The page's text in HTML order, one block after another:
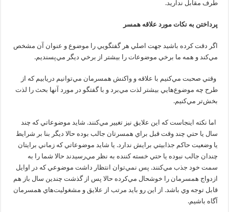
طرف مقابل نداريد.
پرداختن به نکات مورد علاقه همسر
اگر دقت کرده باشيد جهت اصلي هر گفتگويي را موضوع و عنوان آن مشخص
مي‌کند و همه ما برخي موضوعات را بيشتر از برخي ديگر مي‌پسنديم.
وقتي صحبت مي‌کنيم با علاقه و واکنش همسرمان مي‌توانيم دريابيم که از
طرح چه موضوع‌هايي بيشتر لذت مي‌برد و با گفتگو در مورد آنها بحث را لذت
بخش‌تر مي‌کنيم.
اما نکته اينجاست که اين علايق نيز تغيير مي‌کنند. شايد موضوعاتي که چند
سال يا حتي چند وقت قبل براي همسرتان جالب بوده حالا ديگر بنا بر شرايط
يا وضعيت حاکم جذابيتي برايش ندارد. يا شايد موضوعاتي که زماني برايتان
چندان جالب نبوده يا حتي خسته کننده به نظر مي‌رسيدند حالا شما را به
سمت خود جذب مي‌کنند. پس نمي‌توان انتظار داشت موضوعي که در اوايل
ازدواج همسرمان را خوشحال مي‌کرده حالا پس از گذشت چندين سال باز هم
قابل توجه وي باشد. از اين رو بايد مرتب از علايق و مشغوليت‌هاي همسرمان
آگاه باشيم.